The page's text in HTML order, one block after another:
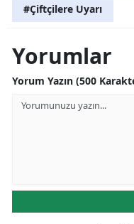
#Çiftçilere Uyarı
Yorumlar
Yorum Yazın (500